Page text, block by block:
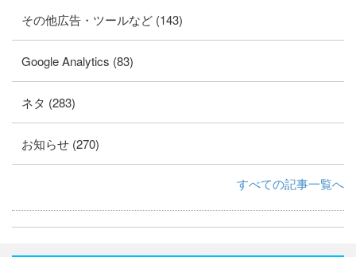
その他広告・ツールなど (143)
Google Analytics (83)
ネタ (283)
お知らせ (270)
すべての記事一覧へ